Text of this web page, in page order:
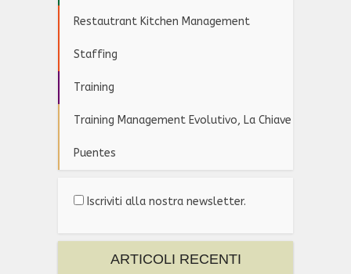
Restautrant Kitchen Management
Staffing
Training
Training Management Evolutivo, La Chiave
Puentes
Iscriviti alla nostra newsletter.
ARTICOLI RECENTI